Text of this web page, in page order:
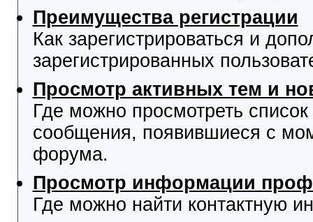
Преимущества регистрации
Как зарегистрироваться и
зарегистрированных
Просмотр активных тем и
Где можно просмотреть
сообщения, появившиеся с
форума.
Просмотр информации
Где можно найти контактную